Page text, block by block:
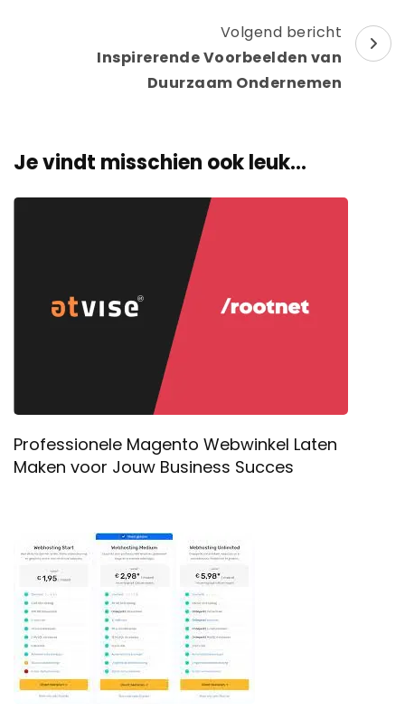
Volgend bericht
Inspirerende Voorbeelden van
Duurzaam Ondernemen
Je vindt misschien ook leuk...
Professionele Magento Webwinkel Laten
Maken voor Jouw Business Succes